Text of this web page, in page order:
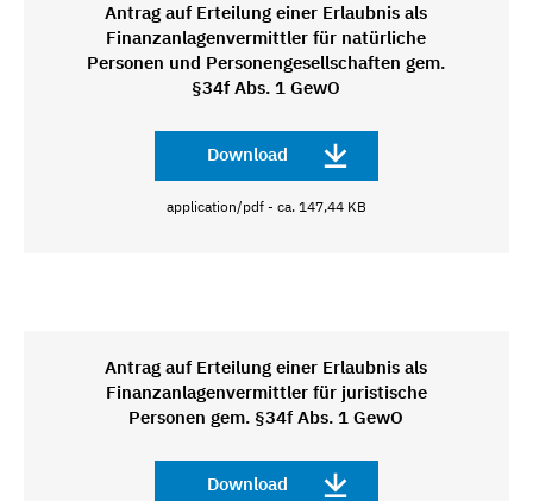
Antrag auf Erteilung einer Erlaubnis als
Finanzanlagenvermittler für natürliche
Personen und Personengesellschaften gem.
§34f Abs. 1 GewO
Download
application/pdf - ca. 147,44 KB
Antrag auf Erteilung einer Erlaubnis als
Finanzanlagenvermittler für juristische
Personen gem. §34f Abs. 1 GewO
Download